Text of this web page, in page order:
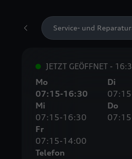
Service- und
JETZT GEÖFFNET -
Mo
07:15-16:30
Di
Mi
07:15-16:30
Do
Fr
07:15-14:00
Telefon